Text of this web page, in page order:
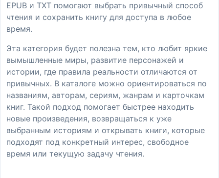
EPUB и TXT помогают выбрать привычный способ
чтения и сохранить книгу для доступа в любое
время.
Эта категория будет полезна тем, кто любит яркие
вымышленные миры, развитие персонажей и
истории, где правила реальности отличаются от
привычных. В каталоге можно ориентироваться по
названиям, авторам, сериям, жанрам и карточкам
книг. Такой подход помогает быстрее находить
новые произведения, возвращаться к уже
выбранным историям и открывать книги, которые
подходят под конкретный интерес, свободное
время или текущую задачу чтения.